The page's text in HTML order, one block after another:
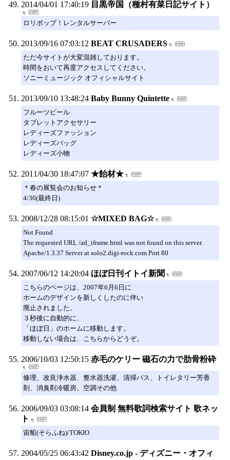
2014/04/01 17:40:19 目黒帝国（種村有菜日記サイト）
ロリポップ！レンタルサーバー
2013/09/16 07:03:12 BEAT CRUSADERS
ただ今サイトが大変混雑しております。
時間をおいて再度アクセスしてください。
ソニーミュージック オフィシャルサイト
2013/09/10 13:48:24 Baby Bunny Quintette
フルーツビール
タブレットアクセサリー
レディーズファッション
レディーズバッグ
レディーズ小物
2011/04/30 18:47:07 ★飴材★
＊春の展覧会のお知らせ＊
4/30(最終日)
2008/12/28 08:15:01 ☆MIXED BAG☆
Not Found
The requested URL /ad_iframe.html was not found on this server.
Apache/1.3.37 Server at solo2.digi-rock.com Port 80
2007/06/12 14:20:04 ほぼ日刊イトイ新聞
こちらのページは、2007年6月6日に
ホームのデザインを新しくしたのに伴い
廃止されました。
３秒後に自動的に、
「ほぼ日」のホームに移動します。
移動しない場合は、こちらからどうぞ。
2006/10/03 12:50:15 赤毛のケリー 磁石の力で肋骨粉砕
修理、改良浄水器、整水器洗濯、清掃バス、トイレタリー芳香
剤、消臭剤冷暖房、空調その他
2006/09/03 03:08:14 会員制 無料歌詞検索サイト 歌ネッ
ト
宙船(そらふね)/TOKIO
2004/05/25 06:43:42 Disney.co.jp - ディズニー・オフィ